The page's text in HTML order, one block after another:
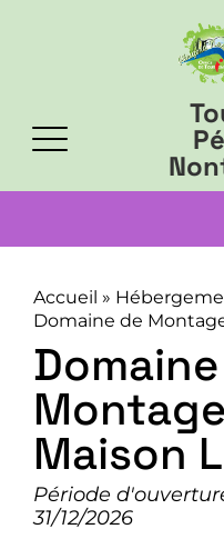
Accueil »
Domaine de
Maison
Période
31/12/2026